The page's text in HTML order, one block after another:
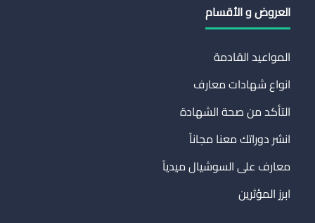
العروض و الأقسام
المواعيد القادمة
انواع شهادات معارف
التأكد من صحة الشهادة
انشر دوراتك معنا مجاناً
معارف على السوشيال ميدياً
ابرز المؤثرين